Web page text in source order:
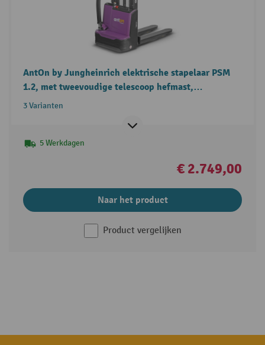
AntOn by Jungheinrich elektrische stapelaar PSM
1.2, met tweevoudige telescoop hefmast,
draagvermogen 1.200 kg
3 Varianten
5 Werkdagen
€ 2.749,00
Naar het product
Product vergelijken